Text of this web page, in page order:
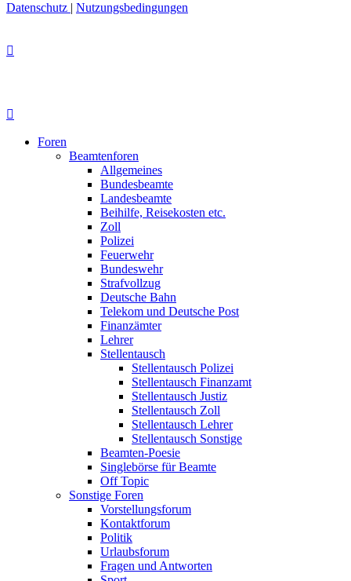
Datenschutz | Nutzungsbedingungen
Foren
Beamtenforen
Allgemeines
Bundesbeamte
Landesbeamte
Beihilfe, Reisekosten etc.
Zoll
Polizei
Feuerwehr
Bundeswehr
Strafvollzug
Deutsche Bahn
Telekom und Deutsche Post
Finanzämter
Lehrer
Stellentausch
Stellentausch Polizei
Stellentausch Finanzamt
Stellentausch Justiz
Stellentausch Zoll
Stellentausch Lehrer
Stellentausch Sonstige
Beamten-Poesie
Singlebörse für Beamte
Off Topic
Sonstige Foren
Vorstellungsforum
Kontaktforum
Politik
Urlaubsforum
Fragen und Antworten